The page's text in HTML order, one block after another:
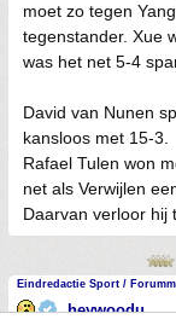
moet zo tegen
tegenstander. Xue
was het net 5-4
David van Nunen
kansloos met 15-3.
Rafael Tulen won
net als Verwijlen
Daarvan verloor hij
Eindredactie Sport /
heywoodu